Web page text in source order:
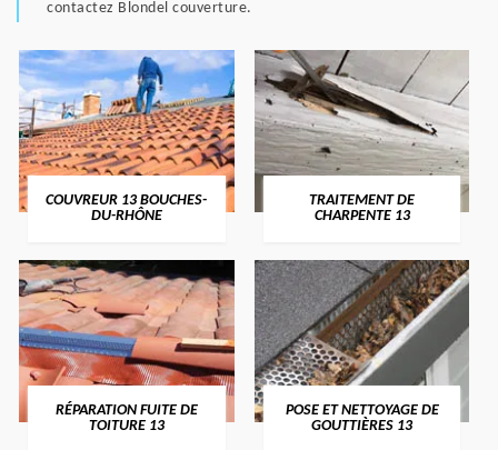
contactez Blondel couverture.
COUVREUR 13 BOUCHES-
DU-RHÔNE
TRAITEMENT DE
CHARPENTE 13
RÉPARATION FUITE DE
TOITURE 13
POSE ET NETTOYAGE DE
GOUTTIÈRES 13